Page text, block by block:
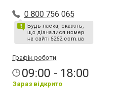
0 800 756 065
Будь ласка, скажіть,
що дізналися номер
на сайті 6262.com.ua
Графік роботи
09:00 - 18:00
Зараз відкрито